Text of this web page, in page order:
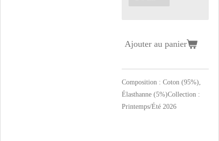
Ajouter au panier
Composition : Coton (95%),
Élasthanne (5%)Collection :
Printemps/Été 2026